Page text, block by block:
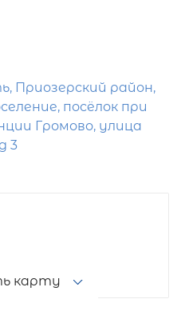
Приозерский район,
посёлок при
Громово, улица
3
карту